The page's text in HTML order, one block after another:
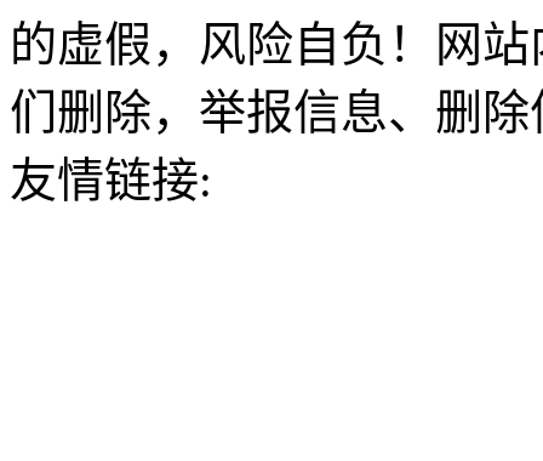
的虚假，风险自负！网
们删除，举报信息、删
友情链接: